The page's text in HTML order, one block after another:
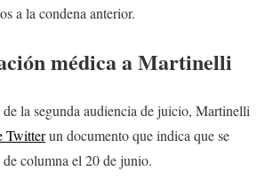
a la condena anterior.
médica a Martinelli
la segunda audiencia de juicio, Martinelli
Twitterun documento que indica que se
columna el 20 de junio.